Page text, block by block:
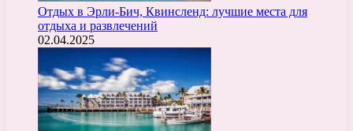
Отдых в Эрли-Бич, Квинсленд: лучшие места для
отдыха и развлечений
02.04.2025